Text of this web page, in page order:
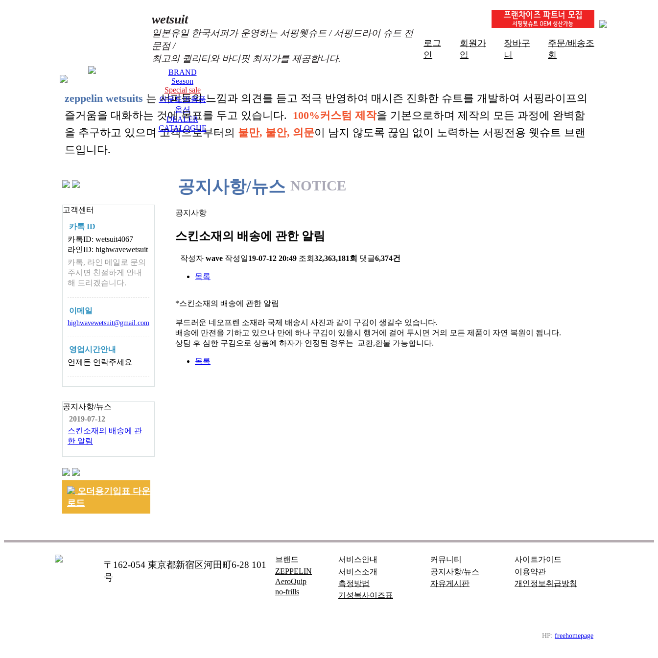
wetsuit
일본유일 한국서퍼가 운영하는 서핑웻슈트 / 서핑드라이 슈트 전
문점 /
최고의 퀄리티와 바디핏 최저가를 제공합니다.
로그
인
회원가
입
장바구
니
주문/배송조
회
BRAND
Season
Special sale
아웃도어용품
옵션
DEALER
CATALOGUE
zeppelin wetsuits 는 서퍼들의 느낌과 의견를 듣고 적극 반영하여 매시즌 진화한 슈트를 개발하여 서핑라이프의
즐거움을 대화하는 것에 목표를 두고 있습니다. 100%커스텀 제작을 기본으로하며 제작의 모든 과정에 완벽함
을 추구하고 있으며 고객으로부터의 불만, 불안, 의문이 남지 않도록 끊임 없이 노력하는 서핑전용 웻슈트 브랜
드입니다.
고객센터
카톡 ID
카톡ID: wetsuit4067
라인ID: highwavewetsuit
카톡, 라인 메일로 문의
주시면 친절하게 안내
해 드리겠습니다.
이메일
highwavewetsuit@gmail.com
영업시간안내
언제든 연락주세요
공지사항/뉴스
2019-07-12
스킨소재의 배송에 관
한 알림
오더용기입표 다운
로드
공지사항/뉴스 NOTICE
공지사항
스킨소재의 배송에 관한 알림
작성자 wave 작성일19-07-12 20:49 조회 32,363,181회 댓글6,374건
목록
*스킨소재의 배송에 관한 알림
부드러운 네오프렌 소재라 국제 배송시 사진과 같이 구김이 생길수 있습니다.
배송에 만전을 기하고 있으나 만에 하나 구김이 있을시 행거에 걸어 두시면 거의 모든 제품이 자연 복원이 됩니다.
상담 후 심한 구김으로 상품에 하자가 인정된 경우는 교환,환불 가능합니다.
목록
〒162-054 東京都新宿区河田町6-28 101
号
브랜드
ZEPPELIN
AeroQuip
no-frills
서비스안내
서비스소개
측정방법
기성복사이즈표
커뮤니티
공지사항/뉴스
자유게시판
사이트가이드
이용약관
개인정보취급방침
HP: freehomepage